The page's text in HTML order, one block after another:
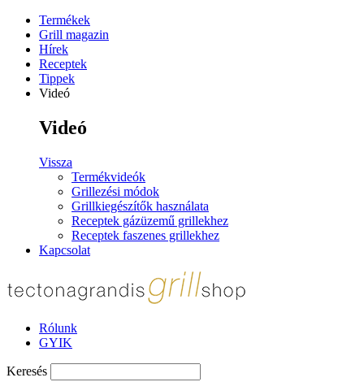
Termékek
Grill magazin
Hírek
Receptek
Tippek
Videó
Videó
Vissza
Termékvideók
Grillezési módok
Grillkiegészítők használata
Receptek gázüzemű grillekhez
Receptek faszenes grillekhez
Kapcsolat
Rólunk
GYIK
Keresés